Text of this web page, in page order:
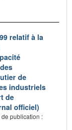
relatif à la
de
industriels
de
officiel)
de publication :